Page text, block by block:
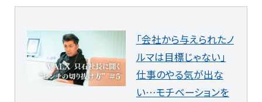
「会社から与えられたノ
ルマは目標じゃない」
仕事のやる気が出な
い…モチベーションを